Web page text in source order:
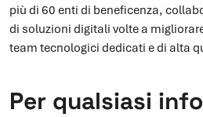
più di 60 enti di beneficenza,
di soluzioni digitali volte a
team tecnologici dedicati e di alta
Per qualsiasi